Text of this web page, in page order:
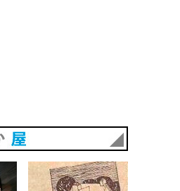
あめりか屋WEBサイト